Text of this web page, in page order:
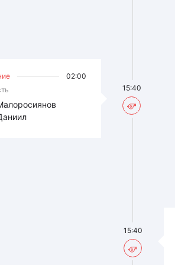
02:00
15:40
15:40